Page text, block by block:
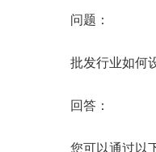
问题：
批发行业如何
回答：
您可以通过